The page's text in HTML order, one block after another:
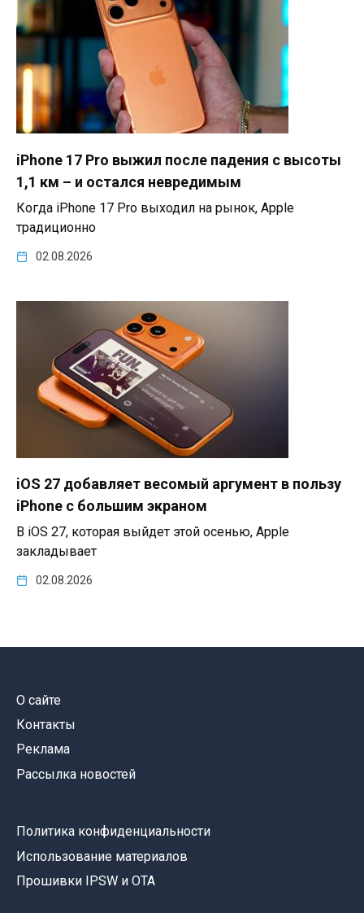
iPhone 17 Pro выжил после падения с высоты
1,1 км – и остался невредимым
Когда iPhone 17 Pro выходил на рынок, Apple
традиционно
02.08.2026
iOS 27 добавляет весомый аргумент в пользу
iPhone с большим экраном
В iOS 27, которая выйдет этой осенью, Apple
закладывает
02.08.2026
О сайте
Контакты
Реклама
Рассылка новостей
Политика конфиденциальности
Использование материалов
Прошивки IPSW и OTA